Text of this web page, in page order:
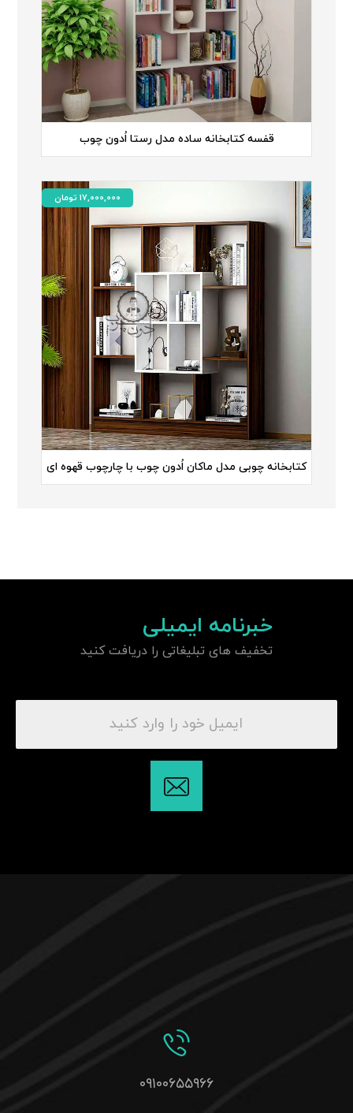
قفسه کتابخانه ساده مدل رستا اُدون چوب
کتابخانه چوبی مدل ماکان اُدون چوب با چارچوب قهوه ای
17,000,000 تومان
خبرنامه ایمیلی
تخفیف های تبلیغاتی را دریافت کنید
۰۹۱۰۰۶۵۵۹۶۶